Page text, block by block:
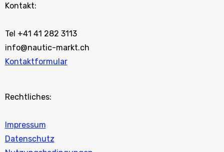
Kontakt:
Tel +41 41 282 3113
info@nautic-markt.ch
Kontaktformular
Rechtliches:
Impressum
Datenschutz